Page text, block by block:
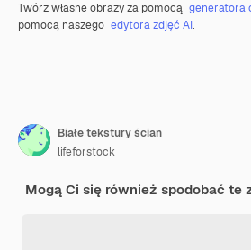
Twórz własne obrazy za pomocą generatora
pomocą naszego edytora zdjęć AI.
Białe tekstury ścian
lifeforstock
Mogą Ci się również spodobać te